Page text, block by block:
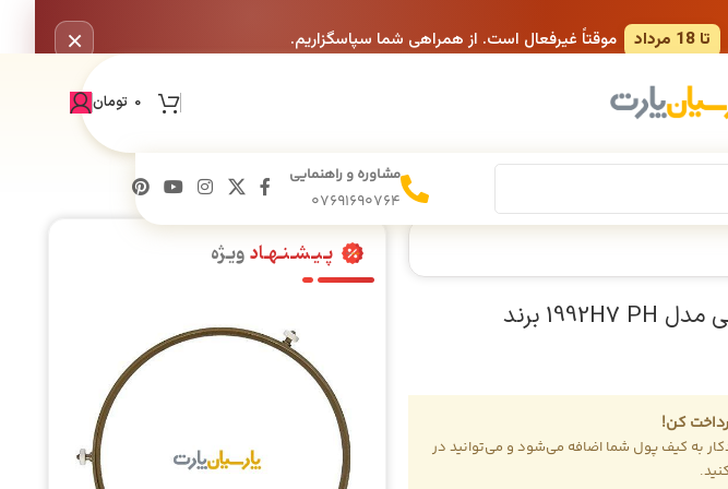
تا 18 مرداد موقتاً غیرفعال است. از همراهی شما سپاسگزاریم. ×
0 تومان
مشاوره و راهنمایی
07691690764
تسمه ماشین لباسشویی مدل 1992H7 PH برند
کن!
به کیف پول شما اضافه می‌شود و می‌توانید در
پـیـشـنـهـادویـژه